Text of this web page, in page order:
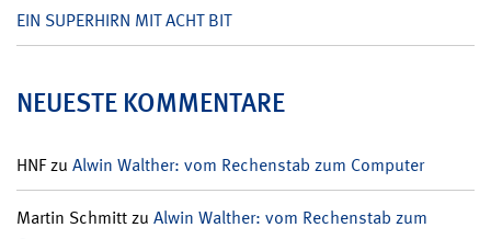
EIN SUPERHIRN MIT ACHT BIT
NEUESTE KOMMENTARE
HNFzu Alwin Walther: vom Rechenstab zum Computer
Martin Schmittzu Alwin Walther: vom Rechenstab zum